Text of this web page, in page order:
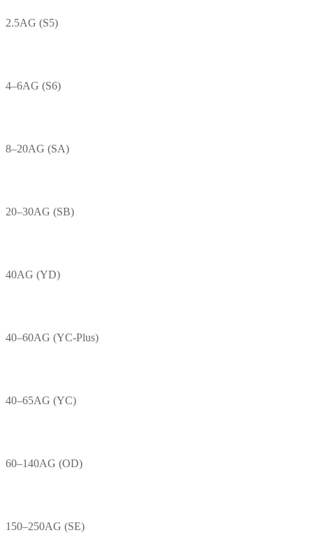
2.5AG (S5)
4–6AG (S6)
8–20AG (SA)
20–30AG (SB)
40AG (YD)
40–60AG (YC-Plus)
40–65AG (YC)
60–140AG (OD)
150–250AG (SE)